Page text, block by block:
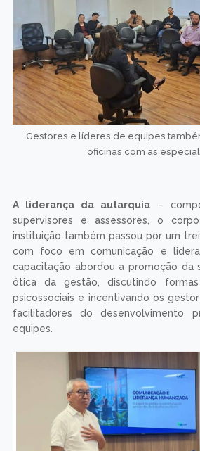
Gestores e líderes de equipes
oficinas com as
A liderança da autarquia –
supervisores e assessores, o
instituição também passou por um
com foco em comunicação e
capacitação abordou a promoção da
ótica da gestão, discutindo
psicossociais e incentivando os
facilitadores do desenvolvimento
equipes.